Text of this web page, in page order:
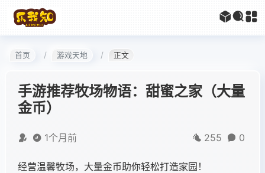
首页 游戏天地 正文
手游推荐牧场物语：甜蜜之家（大量
金币）
1个月前 255 0
经营温馨牧场，大量金币助你轻松打造家园！